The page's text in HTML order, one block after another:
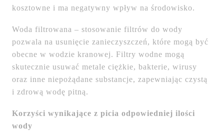
kosztowne i ma negatywny wpływ na środowisko.
Woda filtrowana – stosowanie filtrów do wody
pozwala na usunięcie zanieczyszczeń, które mogą być
obecne w wodzie kranowej. Filtry wodne mogą
skutecznie usuwać metale ciężkie, bakterie, wirusy
oraz inne niepożądane substancje, zapewniając czystą
i zdrową wodę pitną.
Korzyści wynikające z picia odpowiedniej ilości
wody